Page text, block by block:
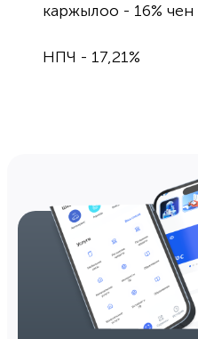
каржылоо - 16% чен
НПЧ - 17,21%